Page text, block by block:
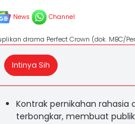
News Channel
drama Perfect Crown (dok. MBC/
Intinya Sih
Kontrak pernikahan rahasia
terbongkar, membuat